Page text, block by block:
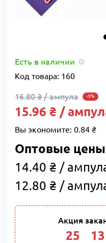
Есть в наличии
Код товара: 160
16.80 ₴ / ампула -5%
15.96 ₴ /
Вы экономите: 0.84 ₴
Оптовые
14.40 ₴ /
12.80 ₴ /
Акция
25 13